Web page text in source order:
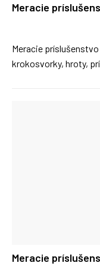
Meracie
Meracie
krokosvorky, hroty,
Meracie